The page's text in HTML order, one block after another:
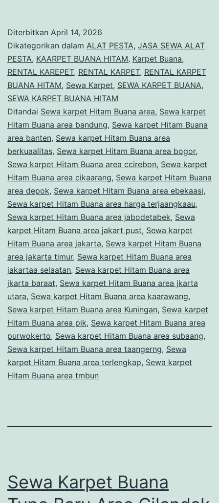
Buana
area
Kuningan
Jakarta
timur
Diterbitkan April 14, 2026
Dikategorikan dalam ALAT PESTA, JASA SEWA ALAT
PESTA, KAARPET BUANA HITAM, Karpet Buana,
RENTAL KAREPET, RENTAL KARPET, RENTAL KARPET
BUANA HITAM, Sewa Karpet, SEWA KARPET BUANA,
SEWA KARPET BUANA HITAM
Ditandai Sewa karpet Hitam Buana area, Sewa karpet
Hitam Buana area bandung, Sewa karpet Hitam Buana
area banten, Sewa karpet Hitam Buana area
berkuaalitas, Sewa karpet Hitam Buana area bogor,
Sewa karpet Hitam Buana area ccirebon, Sewa karpet
Hitam Buana area cikaarang, Sewa karpet Hitam Buana
area depok, Sewa karpet Hitam Buana area ebekaasi,
Sewa karpet Hitam Buana area harga terjaangkaau,
Sewa karpet Hitam Buana area jabodetabek, Sewa
karpet Hitam Buana area jakart pust, Sewa karpet
Hitam Buana area jakarta, Sewa karpet Hitam Buana
area jakarta timur, Sewa karpet Hitam Buana area
jakartaa selaatan, Sewa karpet Hitam Buana area
jkarta baraat, Sewa karpet Hitam Buana area jkarta
utara, Sewa karpet Hitam Buana area kaarawang,
Sewa karpet Hitam Buana area Kuningan, Sewa karpet
Hitam Buana area pik, Sewa karpet Hitam Buana area
purwokerto, Sewa karpet Hitam Buana area subaang,
Sewa karpet Hitam Buana area taangerng, Sewa
karpet Hitam Buana area terlengkap, Sewa karpet
Hitam Buana area tmbun
Sewa Karpet Buana